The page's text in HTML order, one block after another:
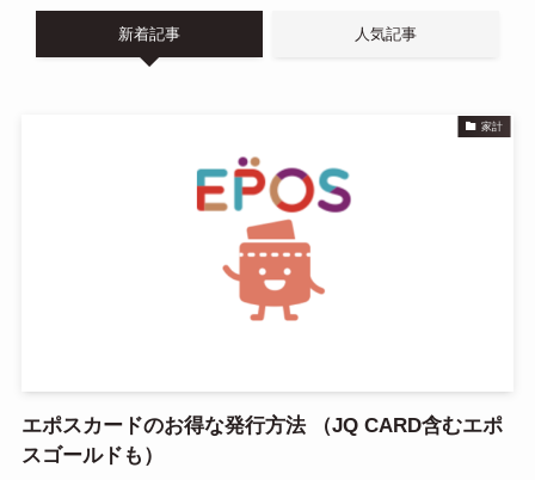
n
a
新着記事 人気記事
家計
エポスカードのお得な発行方法 （JQ CARD含むエポ
スゴールドも）